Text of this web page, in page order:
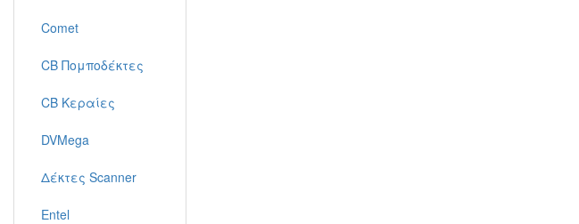
Comet
CB Πομποδέκτες
CB Κεραίες
DVMega
Δέκτες Scanner
Entel